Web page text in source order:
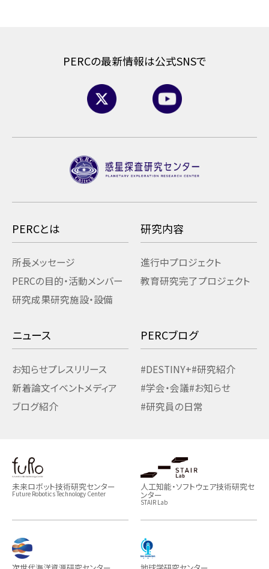
PERCの最新情報は公式SNSで
PERCとは
所長メッセージ
PERCの目的・活動メンバー
研究成果研究施設・設備
研究内容
進行中プロジェクト
教育研究完了プロジェクト
ニュース
お知らせプレスリリース
新着論文イベントメディア
ブログ紹介
PERCブログ
#DESTINY+#研究紹介
#学会・会議#お知らせ
#研究員の日常
未来ロボット技術研究センター
Future Robotics Technology Center
人工知能・ソフトウェア技術研究セ
ンター
STAIR Lab